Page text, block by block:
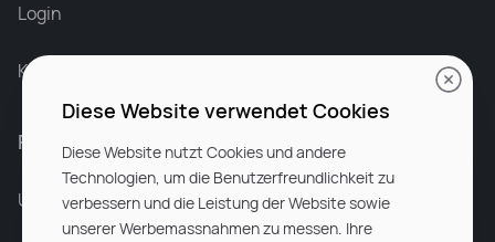
Login
Karriere bei Rocken
Für Unternehmen
Unsere Dienstleistungen
Diese Website verwendet Cookies
Diese Website nutzt Cookies und andere
Technologien, um die Benutzerfreundlichkeit zu
verbessern und die Leistung der Website sowie
unserer Werbemassnahmen zu messen. Ihre